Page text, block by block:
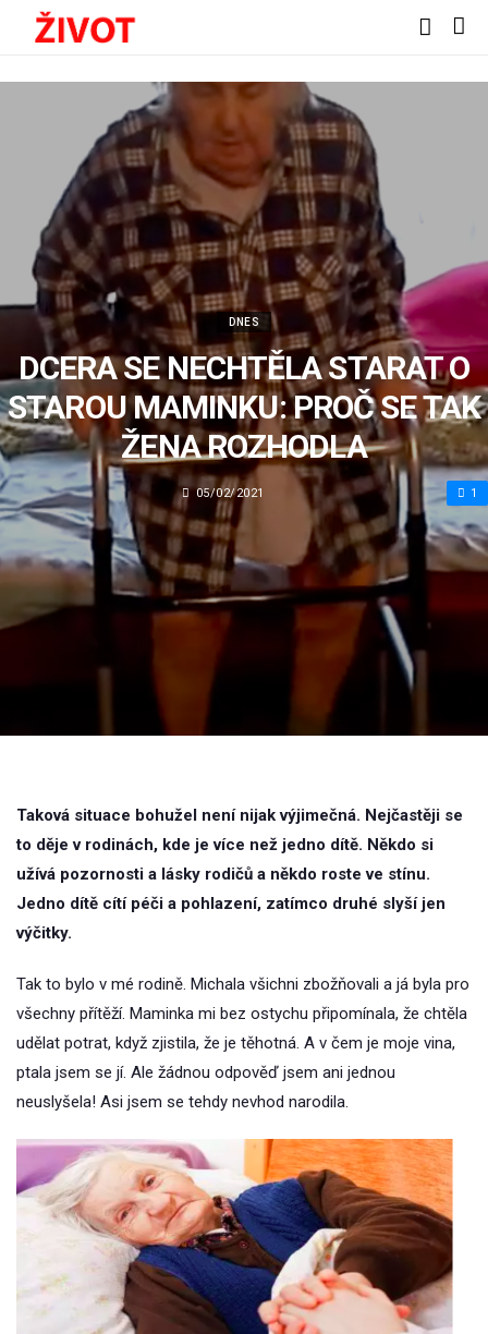
DNES
DCERA SE NECHTĚLA STARAT O
STAROU MAMINKU: PROČ SE TAK
ŽENA ROZHODLA
05/02/2021 1
Taková situace bohužel není nijak výjimečná. Nejčastěji se
to děje v rodinách, kde je více než jedno dítě. Někdo si
užívá pozornosti a lásky rodičů a někdo roste ve stínu.
Jedno dítě cítí péči a pohlazení, zatímco druhé slyší jen
výčitky.
Tak to bylo v mé rodině. Michala všichni zbožňovali a já byla pro
všechny přítěží. Maminka mi bez ostychu připomínala, že chtěla
udělat potrat, když zjistila, že je těhotná. A v čem je moje vina,
ptala jsem se jí. Ale žádnou odpověď jsem ani jednou
neuslyšela! Asi jsem se tehdy nevhod narodila.